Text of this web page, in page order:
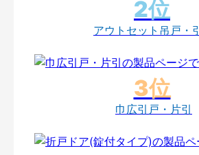
アウトセット吊戸・
巾広引戸・片引